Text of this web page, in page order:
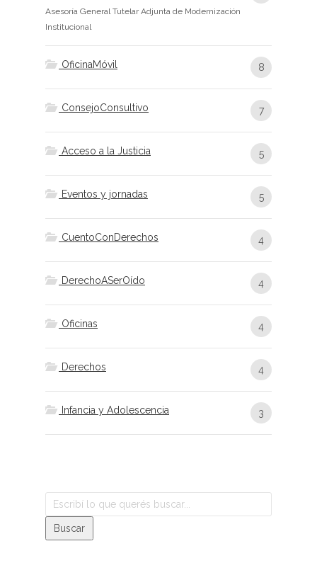
Asesoría General Tutelar Adjunta de Modernización
Institucional
OficinaMóvil 8
ConsejoConsultivo 7
Acceso a la Justicia 5
Eventos y jornadas 5
CuentoConDerechos 4
DerechoASerOído 4
Oficinas 4
Derechos 4
Infancia y Adolescencia 3